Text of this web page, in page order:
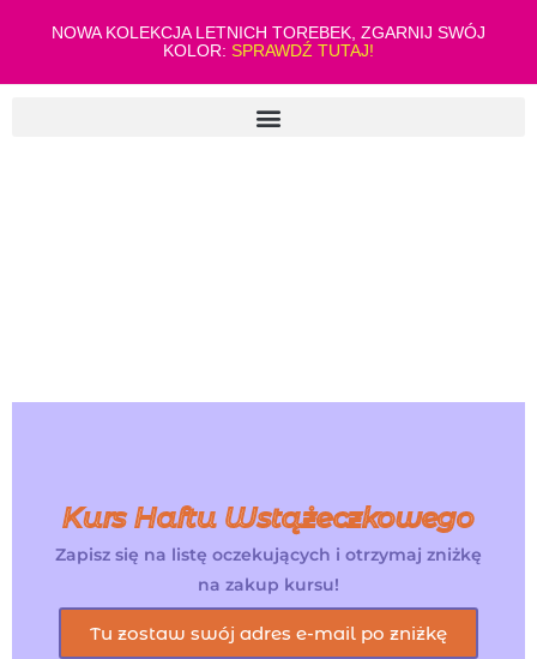
NOWA KOLEKCJA LETNICH TOREBEK, ZGARNIJ SWÓJ
KOLOR: SPRAWDŹ TUTAJ!
Kurs Haftu Wstążeczkowego
Zapisz się na listę oczekujących i otrzymaj zniżkę
na zakup kursu!
Tu zostaw swój adres e-mail po zniżkę